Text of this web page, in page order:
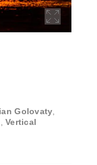
Golovaty,
,Vertical